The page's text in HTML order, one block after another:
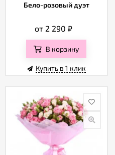
Бело-розовый дуэт
от 2 290 ₽
В корзину
Купить в 1 клик